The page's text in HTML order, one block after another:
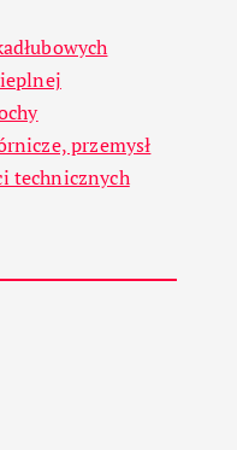
przemysł
technicznych